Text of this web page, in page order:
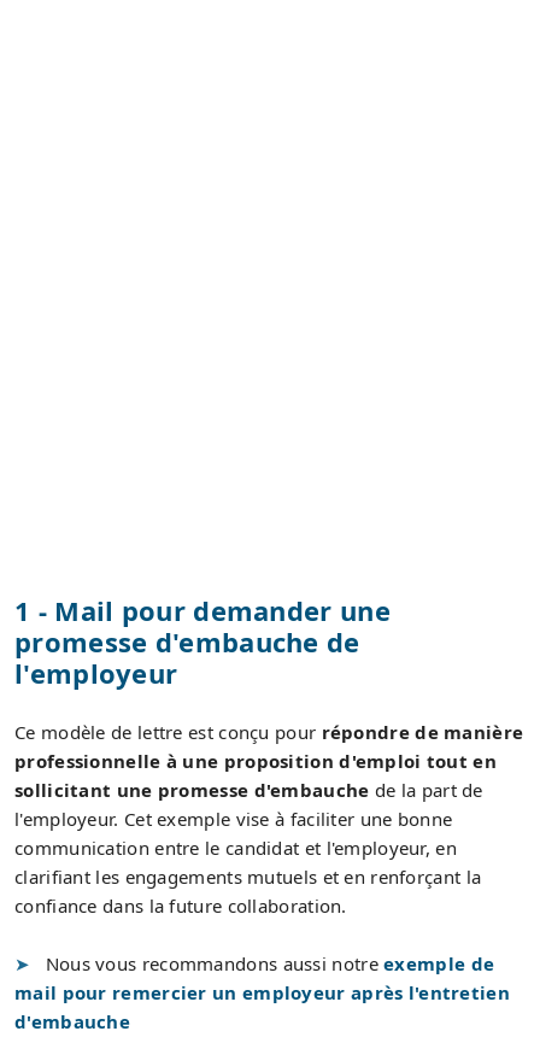
1 - Mail pour demander une
promesse d'embauche de
l'employeur
Ce modèle de lettre est conçu pour répondre de manière
professionnelle à une proposition d'emploi tout en
sollicitant une promesse d'embauche de la part de
l'employeur. Cet exemple vise à faciliter une bonne
communication entre le candidat et l'employeur, en
clarifiant les engagements mutuels et en renforçant la
confiance dans la future collaboration.
Nous vous recommandons aussi notreexemple de
mail pour remercier un employeur après l'entretien
d'embauche